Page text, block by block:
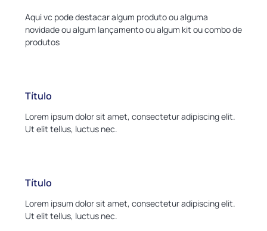
Aqui vc pode destacar algum produto ou alguma
novidade ou algum lançamento ou algum kit ou combo de
produtos
Título
Lorem ipsum dolor sit amet, consectetur adipiscing elit.
Ut elit tellus, luctus nec.
Título
Lorem ipsum dolor sit amet, consectetur adipiscing elit.
Ut elit tellus, luctus nec.